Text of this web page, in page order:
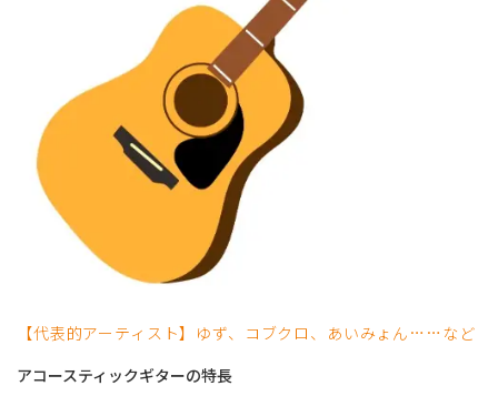
【代表的アーティスト】ゆず、コブクロ、あいみょん……など
アコースティックギターの特長